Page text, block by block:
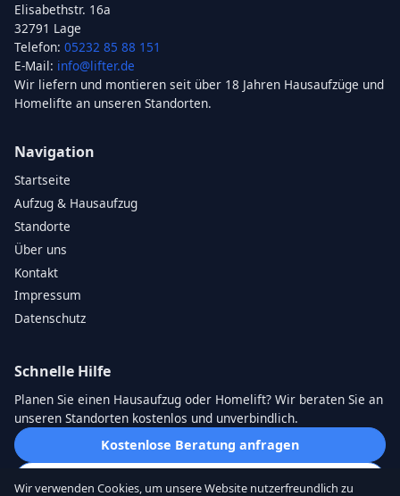
Elisabethstr. 16a
32791 Lage
Telefon: 05232 85 88 151
E-Mail: info@lifter.de
Wir liefern und montieren seit über 18 Jahren Hausaufzüge und
Homelifte an unseren Standorten.
Navigation
Startseite
Aufzug & Hausaufzug
Standorte
Über uns
Kontakt
Impressum
Datenschutz
Schnelle Hilfe
Planen Sie einen Hausaufzug oder Homelift? Wir beraten Sie an
unseren Standorten kostenlos und unverbindlich.
Kostenlose Beratung anfragen
Direkt anrufen
Wir verwenden Cookies, um unsere Website nutzerfreundlich zu